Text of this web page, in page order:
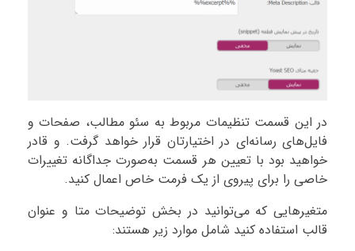
در این قسمت تنظیمات مربوط به سئو مطالب، صفحات و
فایل‌های رسانه‌ای در اختیارتان قرار خواهد گرفت. و قادر
خواهید بود با تعیین هر قسمت به‌صورت جداگانه تغییرات
خاصی را برای پیروی از یک فرمت خاص اعمال کنید.
متغیرهایی که می‌توانید در بخش توضیحات متا و عنوان
قالب استفاده کنید شامل موارد زیر هستند: